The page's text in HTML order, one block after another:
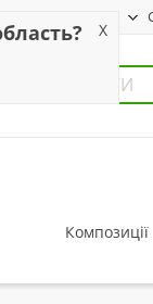
Композиції
X